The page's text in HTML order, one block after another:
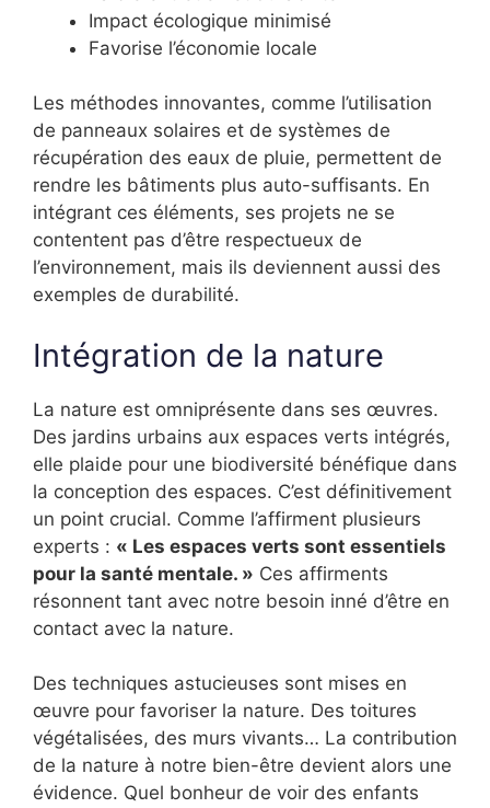
Impact écologique minimisé
Favorise l’économie locale
Les méthodes innovantes, comme l’utilisation
de panneaux solaires et de systèmes de
récupération des eaux de pluie, permettent de
rendre les bâtiments plus auto-suffisants. En
intégrant ces éléments, ses projets ne se
contentent pas d’être respectueux de
l’environnement, mais ils deviennent aussi des
exemples de durabilité.
Intégration de la nature
La nature est omniprésente dans ses œuvres.
Des jardins urbains aux espaces verts intégrés,
elle plaide pour une biodiversité bénéfique dans
la conception des espaces. C’est définitivement
un point crucial. Comme l’affirment plusieurs
experts : « Les espaces verts sont essentiels
pour la santé mentale. » Ces affirments
résonnent tant avec notre besoin inné d’être en
contact avec la nature.
Des techniques astucieuses sont mises en
œuvre pour favoriser la nature. Des toitures
végétalisées, des murs vivants… La contribution
de la nature à notre bien-être devient alors une
évidence. Quel bonheur de voir des enfants